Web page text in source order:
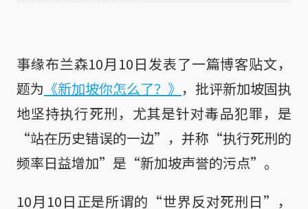
事缘布兰森10月10日发表了一篇博客贴文，
题为 《新加坡你怎么了？》 ，批评新加坡固执
地坚持执行死刑，尤其是针对毒品犯罪，是
“站在历史错误的一边”，并称“执行死刑的
频率日益增加”是“新加坡声誉的污点”。
10月10日正是所谓的“世界反对死刑日”，